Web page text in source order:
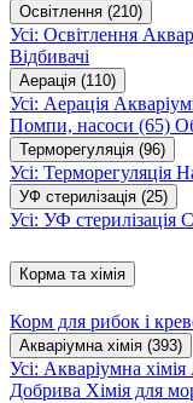
Освітлення (210)
Усі: Освітлення
Відбивачі
Аерація (110)
Усі: Аерація
Помпи, насоси (65)
Терморегуляція (96)
Усі: Терморегуляція
УФ стерилізація (25)
Усі: УФ стерилізація
Корма та хімія
Корм для рибок і
Акваріумна хімія (393)
Усі: Акваріумна хімія
Добрива Хімія для